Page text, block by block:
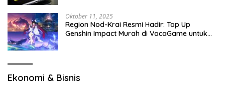
Oktober 11, 2025
Region Nod-Krai Resmi Hadir: Top Up
Genshin Impact Murah di VocaGame untuk
Ekonomi & Bisnis